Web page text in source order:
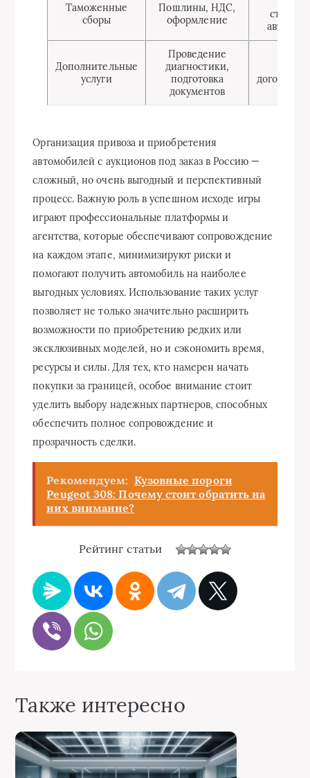
Таможенные
сборы
Пошлины, НДС,
оформление
Дополнительные
услуги
Проведение
диагностики,
подготовка
документов
Организация привоза и приобретения
автомобилей с аукционов под заказ в Россию —
сложный, но очень выгодный и перспективный
процесс. Важную роль в успешном исходе игры
играют профессиональные платформы и
агентства, которые обеспечивают сопровождение
на каждом этапе, минимизируют риски и
помогают получить автомобиль на наиболее
выгодных условиях. Использование таких услуг
позволяет не только значительно расширить
возможности по приобретению редких или
эксклюзивных моделей, но и сэкономить время,
ресурсы и силы. Для тех, кто намерен начать
покупки за границей, особое внимание стоит
уделить выбору надежных партнеров, способных
обеспечить полное сопровождение и
прозрачность сделки.
Рекомендуем: Кузовные пороги
Peugeot 308: Почему стоит обратить на
них внимание?
Рейтинг статьи
Также интересно